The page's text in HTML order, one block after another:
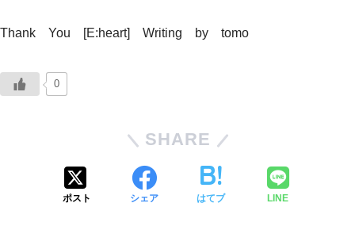
Thank You [E:heart] Writing by tomo
0
SHARE
ポスト シェア はてブ LINE